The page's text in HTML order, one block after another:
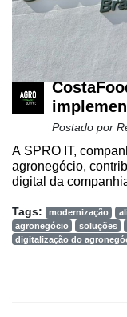
Postado por
A SPRO IT,
agronegócio,
digital da
Tags: modernização
agronegócio
soluções
digitalização do